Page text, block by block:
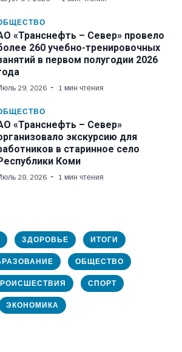
«Транснефть – Север» провело
260 учебно-тренировочных
в первом полугодии 2026
29, 2026 1 мин чтения
«Транснефть – Север»
экскурсию для
в старинное село
Коми
28, 2026 1 мин чтения
ЗДОРОВЬЕ ИТОГИ
ОБЩЕСТВО
СПОРТ
ЭКОНОМИКА